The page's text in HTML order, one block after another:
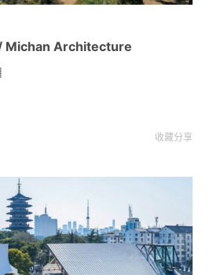
/ Michan Architecture
收藏分享